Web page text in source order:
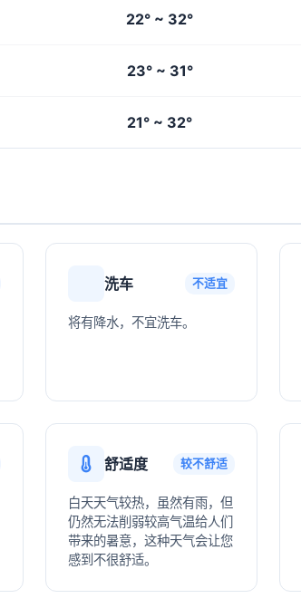
22° ~ 32°
23° ~ 31°
21° ~ 32°
洗车 不适宜
将有降水，不宜洗车。
舒适度 较不舒适
白天天气较热，虽然有雨，但
仍然无法削弱较高气温给人们
带来的暑意，这种天气会让您
感到不很舒适。